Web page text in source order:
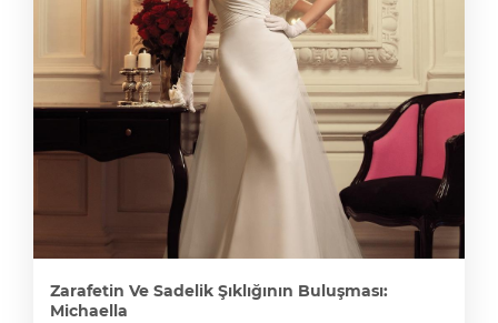
Zarafetin Ve Sadelik Şıklığının Buluşması:
Michaella